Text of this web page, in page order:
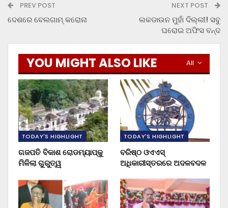
PREV POST
ଦେଶରେ ବେଲଗାମ୍ କରୋନା
NEXT POST
ଲକଡାଉନ ମୁହାଁ ଦିଲ୍ଲୀ! ସବୁ
ଘରୋଇ ଅଫିସ ବନ୍ଦ
All
YOU MIGHT ALSO LIKE
TODAY'S HIGHLIGHT
ଗଜପତି ବିକାଶ ରୋଡମ୍ୟାପ୍‌କୁ
ମିଳିଲା ଗୁରୁତ୍ୱ
TODAY'S HIGHLIGHT
ବରିଷ୍ଠ ଓଏଏସ୍‌
ଅଧିକାରୀସ୍ତରରେ ଅଦଳବଦଳ